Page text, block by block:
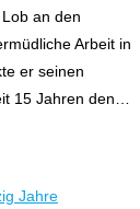
an den
Arbeit in
er seinen
15 Jahren den…